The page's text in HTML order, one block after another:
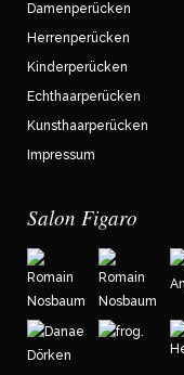
Damenperücken
Herrenperücken
Kinderperücken
Echthaarperücken
Kunsthaarperücken
Impressum
Salon Figaro